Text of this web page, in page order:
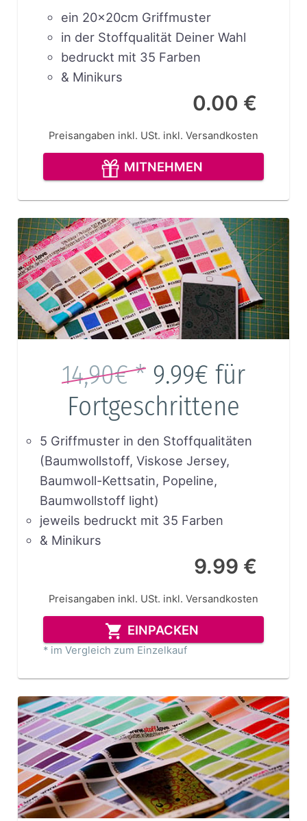
ein 20x20cm Griffmuster
in der Stoffqualität Deiner Wahl
bedruckt mit 35 Farben
& Minikurs
0.00 €
Preisangaben inkl. USt. inkl. Versandkosten
MITNEHMEN
14,90€ * 9.99€ für
Fortgeschrittene
5 Griffmuster in den Stoffqualitäten
(Baumwollstoff, Viskose Jersey,
Baumwoll-Kettsatin, Popeline,
Baumwollstoff light)
jeweils bedruckt mit 35 Farben
& Minikurs
9.99 €
Preisangaben inkl. USt. inkl. Versandkosten
EINPACKEN
* im Vergleich zum Einzelkauf